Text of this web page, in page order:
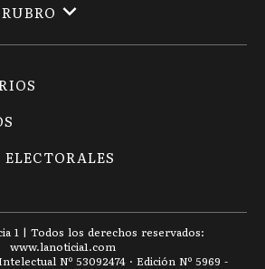
1 | Todos los derechos reservados:
www.lanoticia1.com
Nº 53092474 · Edición Nº 5969 -